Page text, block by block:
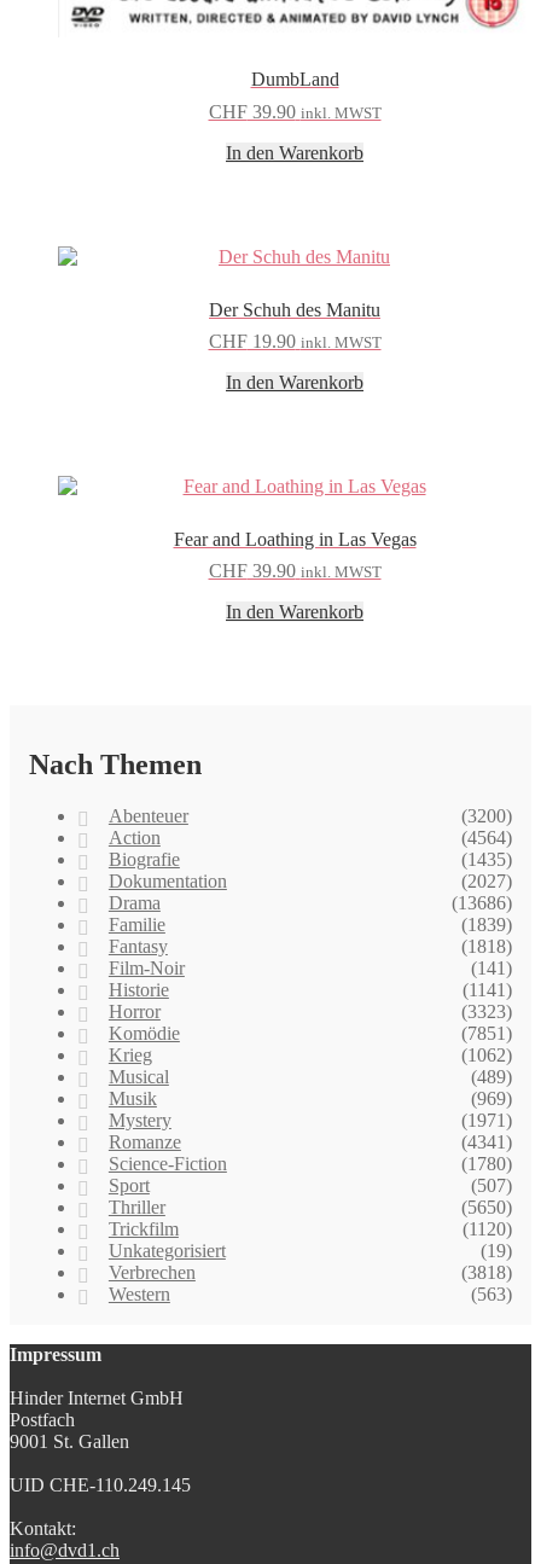
DumbLand
CHF39.90 inkl. MWST
In den Warenkorb
Der Schuh des Manitu
CHF19.90 inkl. MWST
In den Warenkorb
Fear and Loathing in Las Vegas
CHF39.90 inkl. MWST
In den Warenkorb
Nach Themen
Abenteuer
(3200)
Action
(4564)
Biografie
(1435)
Dokumentation
(2027)
Drama
(13686)
Familie
(1839)
Fantasy
(1818)
Film-Noir
(141)
Historie
(1141)
Horror
(3323)
Komödie
(7851)
Krieg
(1062)
Musical
(489)
Musik
(969)
Mystery
(1971)
Romanze
(4341)
Science-Fiction
(1780)
Sport
(507)
Thriller
(5650)
Trickfilm
(1120)
Unkategorisiert
(19)
Verbrechen
(3818)
Western
(563)
Impressum
Hinder Internet GmbH
Postfach
9001 St. Gallen
UID CHE-110.249.145
Kontakt:
info@dvd1.ch